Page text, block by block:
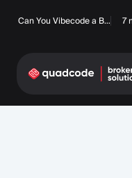
Can You Vibecode a Brokerage Platform? 7